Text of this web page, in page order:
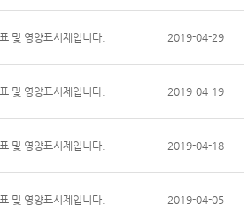
및 영양표시제입니다. 2019-04-29
및 영양표시제입니다. 2019-04-19
및 영양표시제입니다. 2019-04-18
및 영양표시제입니다. 2019-04-05